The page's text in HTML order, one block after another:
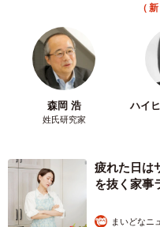
（
森岡 浩
姓氏研究家
ハイ
疲れた日は
を抜く家事
まいどなニ